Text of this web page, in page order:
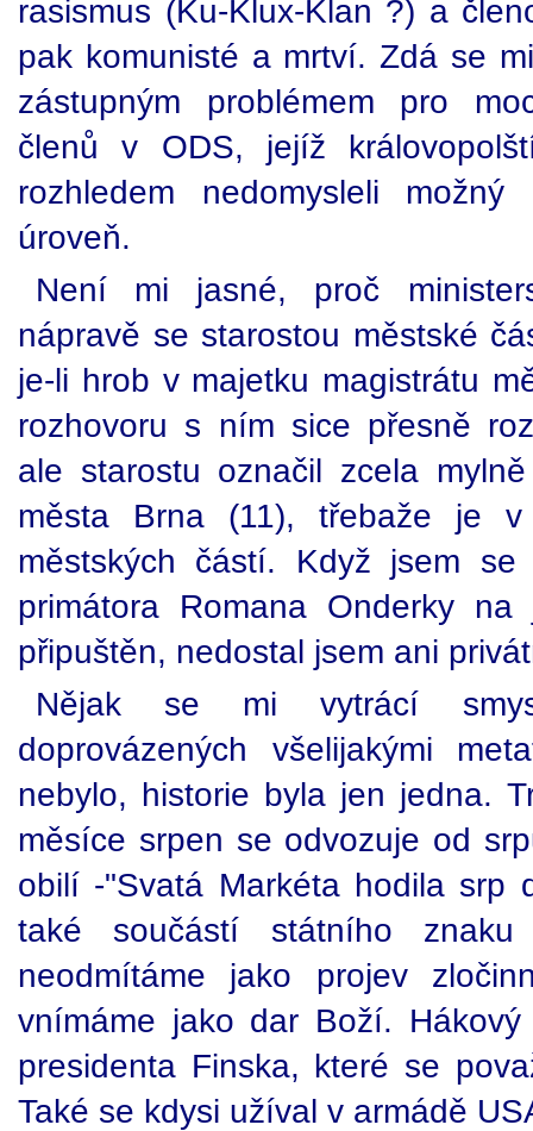
rasismus (Ku-Klux-Klan ?) a
pak komunisté a mrtví. Zdá se
zástupným problémem pro
členů v ODS, jejíž
rozhledem nedomysleli
úroveň.
Není mi jasné, proč
nápravě se starostou městské
je-li hrob v majetku magistrátu
rozhovoru s ním sice přesně
ale starostu označil zcela
města Brna (11), třebaže je
městských částí. Když jsem
primátora Romana Onderky
připuštěn, nedostal jsem ani
Nějak se mi vytrácí
doprovázených všelijakými
nebylo, historie byla jen jedna.
měsíce srpen se odvozuje od
obilí -"Svatá Markéta hodila srp
také součástí státního
neodmítáme jako projev
vnímáme jako dar Boží.
presidenta Finska, které se
Také se kdysi užíval v armádě